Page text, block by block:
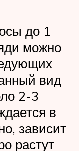
до 1
можно
вид
2-3
в
зависит
растут